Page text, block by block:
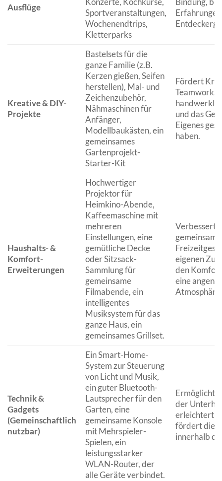
Ausflüge
Sportveranstaltungen,
Wochenendtrips,
Kletterparks
Kreative & DIY-
Projekte
Bastelsets für die
ganze Familie (z.B.
Kerzen gießen, Seifen
herstellen), Mal- und
Zeichenzubehör,
Nähmaschinen für
Anfänger,
Modellbaukästen, ein
gemeinsames
Gartenprojekt-
Starter-Kit
Fördert
Teamwork,
und das
Eigenes
haben.
Haushalts- &
Komfort-
Erweiterungen
Hochwertiger
Projektor für
Heimkino-Abende,
Kaffeemaschine mit
mehreren
Einstellungen, eine
gemütliche Decke
oder Sitzsack-
Sammlung für
gemeinsame
Filmabende, ein
intelligentes
Musiksystem für das
ganze Haus, ein
gemeinsames Grillset.
Verbessert
gemeinsame
eigenen
den
eine
Atmosphäre.
Technik &
Gadgets
(Gemeinschaftlich
nutzbar)
Ein Smart-Home-
System zur Steuerung
von Licht und Musik,
ein guter Bluetooth-
Lautsprecher für den
Garten, eine
gemeinsame Konsole
mit Mehrspieler-
Spielen, ein
leistungsstarker
WLAN-Router, der
alle Geräte verbindet.
Ermöglicht
der
erleichtert
fördert die
innerhalb